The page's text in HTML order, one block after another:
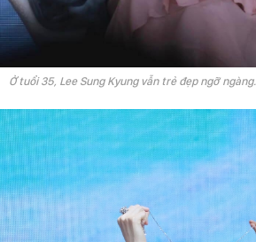
Ở tuổi 35, Lee Sung Kyung vẫn trẻ đẹp ngỡ ngàng.